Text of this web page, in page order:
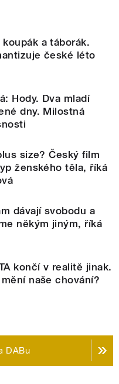
a táborák.
české léto
Hody. Dva mladí
dny. Milostná
size? Český film
ženského těla, říká
dávají svobodu a
někým jiným, říká
končí v realitě jinak.
naše chování?
DABu